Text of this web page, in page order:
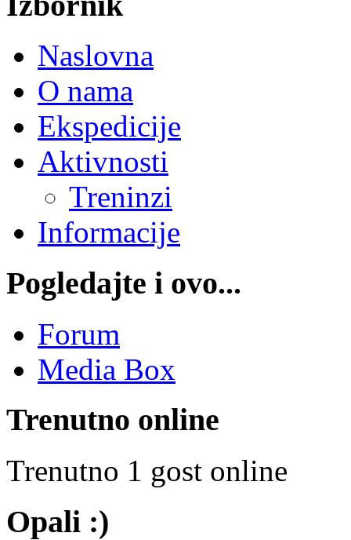
Naslovna
O nama
Ekspedicije
Aktivnosti
Treninzi
Informacije
Pogledajte i ovo...
Forum
Media Box
Trenutno online
Trenutno 1 gost online
Opali :)